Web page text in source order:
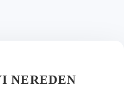
NEREDEN